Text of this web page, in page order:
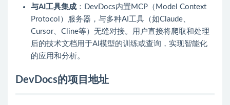
与AI工具集成 ：DevDocs内置MCP（Model Context
Protocol）服务器，与多种AI工具（如Claude、
Cursor、Cline等）无缝对接。用户直接将爬取和处理
后的技术文档用于AI模型的训练或查询，实现智能化
的应用和分析。
DevDocs的项目地址